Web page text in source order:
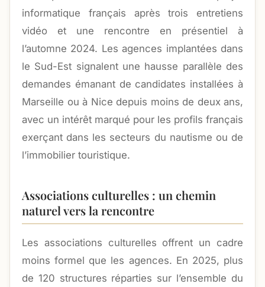
informatique français après trois entretiens
vidéo et une rencontre en présentiel à
l’automne 2024. Les agences implantées dans
le Sud-Est signalent une hausse parallèle des
demandes émanant de candidates installées à
Marseille ou à Nice depuis moins de deux ans,
avec un intérêt marqué pour les profils français
exerçant dans les secteurs du nautisme ou de
l’immobilier touristique.
Associations culturelles : un chemin
naturel vers la rencontre
Les associations culturelles offrent un cadre
moins formel que les agences. En 2025, plus
de 120 structures réparties sur l’ensemble du